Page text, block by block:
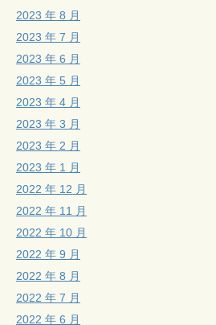
2023 年 8 月
2023 年 7 月
2023 年 6 月
2023 年 5 月
2023 年 4 月
2023 年 3 月
2023 年 2 月
2023 年 1 月
2022 年 12 月
2022 年 11 月
2022 年 10 月
2022 年 9 月
2022 年 8 月
2022 年 7 月
2022 年 6 月